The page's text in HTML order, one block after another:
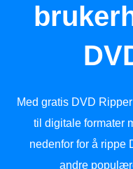
Med gratis DVD
til digitale formater
nedenfor for å rippe
andre
Del
Rippe